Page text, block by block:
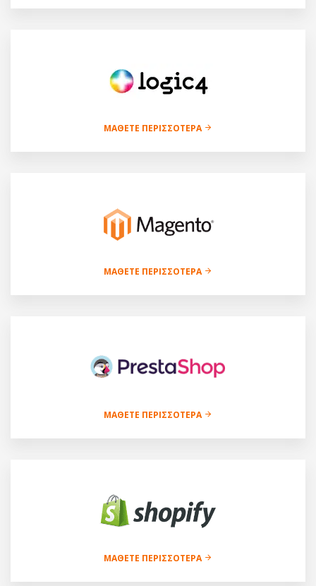
ΜΆΘΕΤΕ ΠΕΡΙΣΣΌΤΕΡΑ
ΜΆΘΕΤΕ ΠΕΡΙΣΣΌΤΕΡΑ
ΜΆΘΕΤΕ ΠΕΡΙΣΣΌΤΕΡΑ
ΜΆΘΕΤΕ ΠΕΡΙΣΣΌΤΕΡΑ